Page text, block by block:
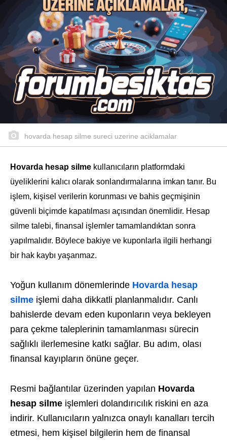
hovarda hesap silme sureci uzerine aciklamalar
Hovarda hesap silme kullanıcıların platformdaki
üyeliklerini kalıcı olarak sonlandırmalarına imkan tanır. Bu
işlem, kişisel verilerin korunması ve bahis geçmişinin
güvenli biçimde kapatılması açısından önemlidir. Hesap
silme talebi, finansal işlemler tamamlandıktan sonra
yapılmalıdır. Böylece bakiye ve kuponlarla ilgili herhangi
bir hak kaybı yaşanmaz.
Yoğun kullanım dönemlerinde Hovarda hesap
silme işlemi daha dikkatli planlanmalıdır. Canlı
bahislerde devam eden kuponların veya bekleyen
para çekme taleplerinin tamamlanması sürecin
sağlıklı ilerlemesine katkı sağlar. Bu adım, olası
finansal kayıpların önüne geçer.
Resmi bağlantılar üzerinden yapılan Hovarda
hesap silme işlemleri dolandırıcılık riskini en aza
indirir. Kullanıcıların yalnızca onaylı kanalları tercih
etmesi, hem kişisel bilgilerin hem de finansal